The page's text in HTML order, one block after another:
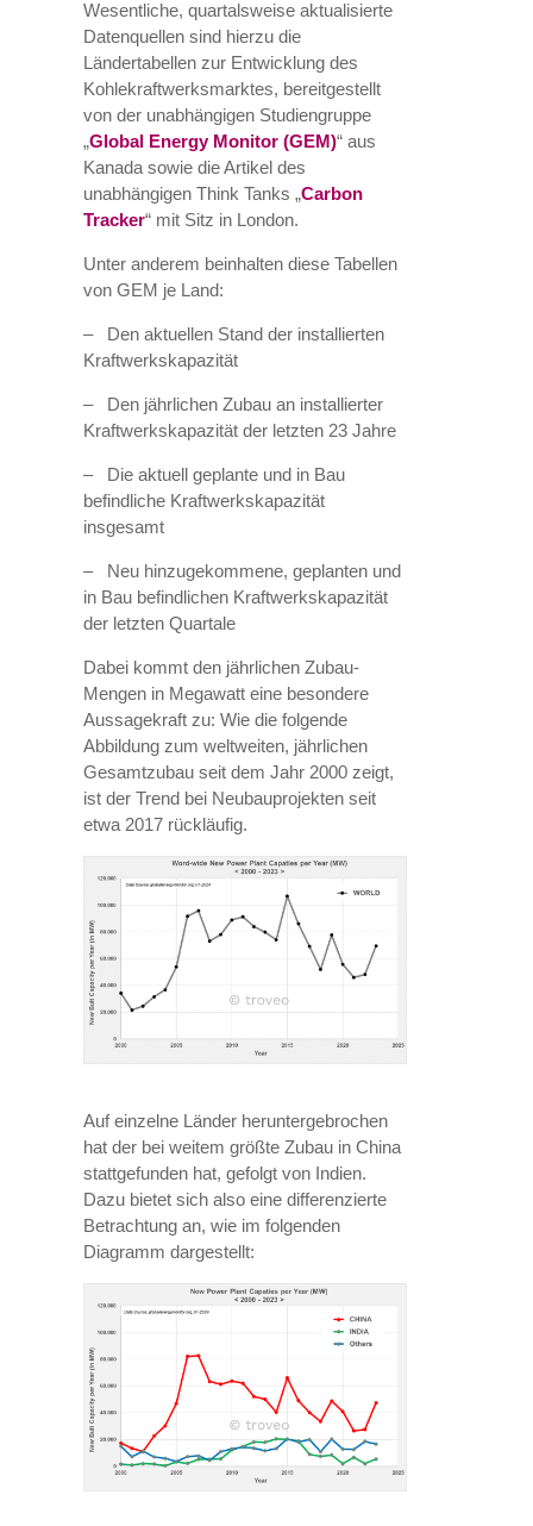
Wesentliche, quartalsweise aktualisierte
Datenquellen sind hierzu die
Ländertabellen zur Entwicklung des
Kohlekraftwerksmarktes, bereitgestellt
von der unabhängigen Studiengruppe
„Global Energy Monitor (GEM)“ aus
Kanada sowie die Artikel des
unabhängigen Think Tanks „Carbon
Tracker“ mit Sitz in London.
Unter anderem beinhalten diese Tabellen
von GEM je Land:
– Den aktuellen Stand der installierten
Kraftwerkskapazität
– Den jährlichen Zubau an installierter
Kraftwerkskapazität der letzten 23 Jahre
– Die aktuell geplante und in Bau
befindliche Kraftwerkskapazität
insgesamt
– Neu hinzugekommene, geplanten und
in Bau befindlichen Kraftwerkskapazität
der letzten Quartale
Dabei kommt den jährlichen Zubau-
Mengen in Megawatt eine besondere
Aussagekraft zu: Wie die folgende
Abbildung zum weltweiten, jährlichen
Gesamtzubau seit dem Jahr 2000 zeigt,
ist der Trend bei Neubauprojekten seit
etwa 2017 rückläufig.
Auf einzelne Länder heruntergebrochen
hat der bei weitem größte Zubau in China
stattgefunden hat, gefolgt von Indien.
Dazu bietet sich also eine differenzierte
Betrachtung an, wie im folgenden
Diagramm dargestellt: